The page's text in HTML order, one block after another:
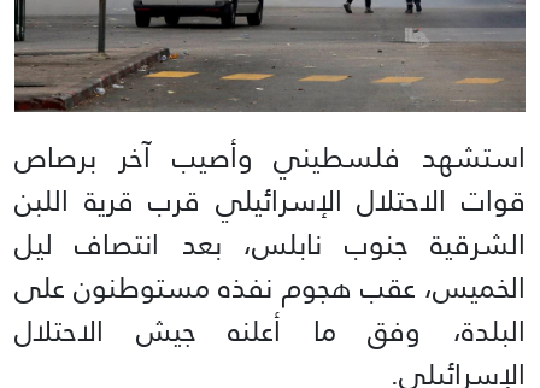
استشهد فلسطيني وأصيب آخر برصاص
قوات الاحتلال الإسرائيلي قرب قرية اللبن
الشرقية جنوب نابلس، بعد انتصاف ليل
الخميس، عقب هجوم نفذه مستوطنون على
البلدة، وفق ما أعلنه جيش الاحتلال
الإسرائيلي.